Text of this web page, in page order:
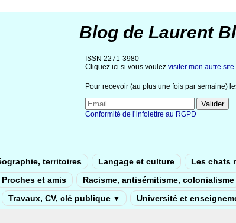
Blog de Laurent
ISSN 2271-3980
Cliquez ici si vous voulez visiter mon autre site
Pour recevoir (au plus une fois par semaine)
Conformité de l’infolettre au RGPD
territoires Langage et culture Les chats
Proches et amis Racisme, antisémitisme, colonialisme
Travaux, CV, clé publique ▼ Université et